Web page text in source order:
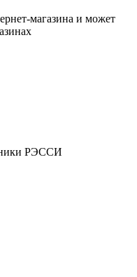
магазина и может
РЭССИ